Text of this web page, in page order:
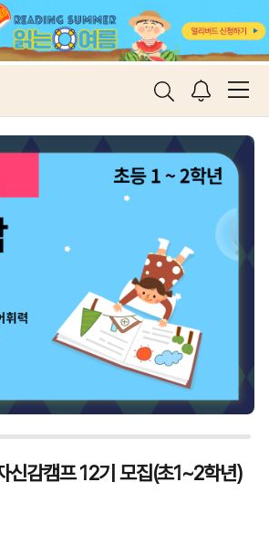
감캠프 12기 모집(초1~2학년)